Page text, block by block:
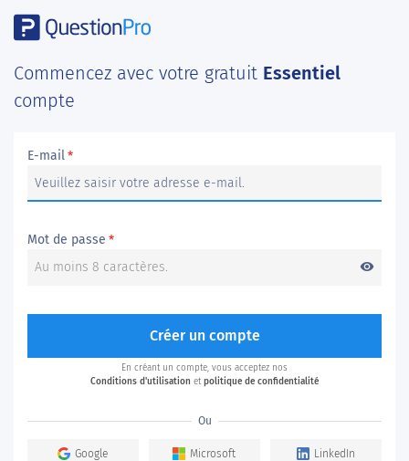
Commencez avec votre gratuit Essentiel
compte
E-mail*
Mot de passe *
visibility
Créer un compte
En créant un compte, vous acceptez nos
Conditions d'utilisation etpolitique de confidentialité
Ou
Google Microsoft LinkedIn